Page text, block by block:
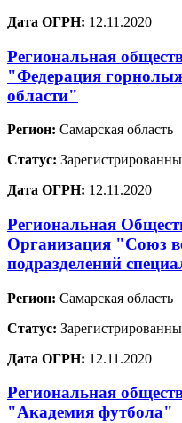
Дата ОГРН: 12.11.2020
Региональная
"Федерация
области"
Регион: Самарская область
Статус:
Дата ОГРН: 12.11.2020
Региональная
Организация "Союз
подразделений
Регион: Самарская область
Статус:
Дата ОГРН: 12.11.2020
Региональная
"Академия футбола"